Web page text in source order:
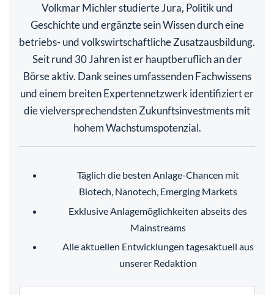
Volkmar Michler studierte Jura, Politik und
Geschichte und ergänzte sein Wissen durch eine
betriebs- und volkswirtschaftliche Zusatzausbildung.
Seit rund 30 Jahren ist er hauptberuflich an der
Börse aktiv. Dank seines umfassenden Fachwissens
und einem breiten Expertennetzwerk identifiziert er
die vielversprechendsten Zukunftsinvestments mit
hohem Wachstumspotenzial.
Täglich die besten Anlage-Chancen mit
Biotech, Nanotech, Emerging Markets
Exklusive Anlagemöglichkeiten abseits des
Mainstreams
Alle aktuellen Entwicklungen tagesaktuell aus
unserer Redaktion